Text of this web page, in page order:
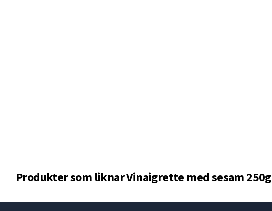
Produkter som liknarVinaigrette med sesam 250g